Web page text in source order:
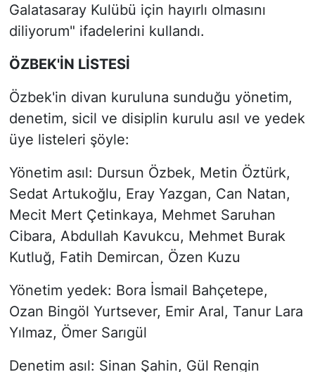
Galatasaray Kulübü için hayırlı olmasını
diliyorum" ifadelerini kullandı.
ÖZBEK'İN LİSTESİ
Özbek'in divan kuruluna sunduğu yönetim,
denetim, sicil ve disiplin kurulu asıl ve yedek
üye listeleri şöyle:
Yönetim asıl: Dursun Özbek, Metin Öztürk,
Sedat Artukoğlu, Eray Yazgan, Can Natan,
Mecit Mert Çetinkaya, Mehmet Saruhan
Cibara, Abdullah Kavukcu, Mehmet Burak
Kutluğ, Fatih Demircan, Özen Kuzu
Yönetim yedek: Bora İsmail Bahçetepe,
Ozan Bingöl Yurtsever, Emir Aral, Tanur Lara
Yılmaz, Ömer Sarıgül
Denetim asıl: Sinan Şahin, Gül Rengin